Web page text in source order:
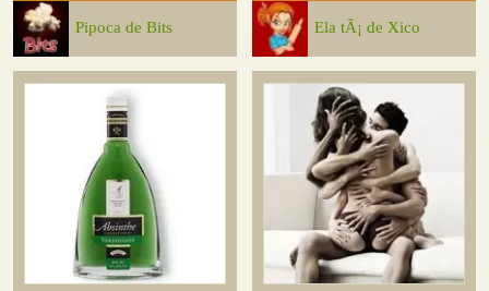
Pipoca de Bits Ela tÃ¡ de Xico